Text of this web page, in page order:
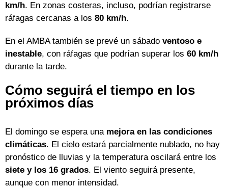
km/h. En zonas costeras, incluso, podrían registrarse
ráfagas cercanas a los 80 km/h.
En el AMBA también se prevé un sábado ventoso e
inestable, con ráfagas que podrían superar los 60 km/h
durante la tarde.
Cómo seguirá el tiempo en los
próximos días
El domingo se espera una mejora en las condiciones
climáticas. El cielo estará parcialmente nublado, no hay
pronóstico de lluvias y la temperatura oscilará entre los
siete y los 16 grados. El viento seguirá presente,
aunque con menor intensidad.